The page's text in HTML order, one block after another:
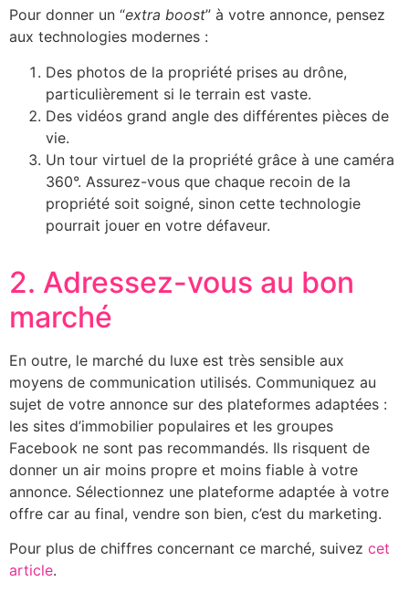
Pour donner un “extra boost” à votre annonce, pensez
aux technologies modernes :
Des photos de la propriété prises au drône,
particulièrement si le terrain est vaste.
Des vidéos grand angle des différentes pièces de
vie.
Un tour virtuel de la propriété grâce à une caméra
360°. Assurez-vous que chaque recoin de la
propriété soit soigné, sinon cette technologie
pourrait jouer en votre défaveur.
2. Adressez-vous au bon
marché
En outre, le marché du luxe est très sensible aux
moyens de communication utilisés. Communiquez au
sujet de votre annonce sur des plateformes adaptées :
les sites d’immobilier populaires et les groupes
Facebook ne sont pas recommandés. Ils risquent de
donner un air moins propre et moins fiable à votre
annonce. Sélectionnez une plateforme adaptée à votre
offre car au final, vendre son bien, c’est du marketing.
Pour plus de chiffres concernant ce marché, suivez cet
article.